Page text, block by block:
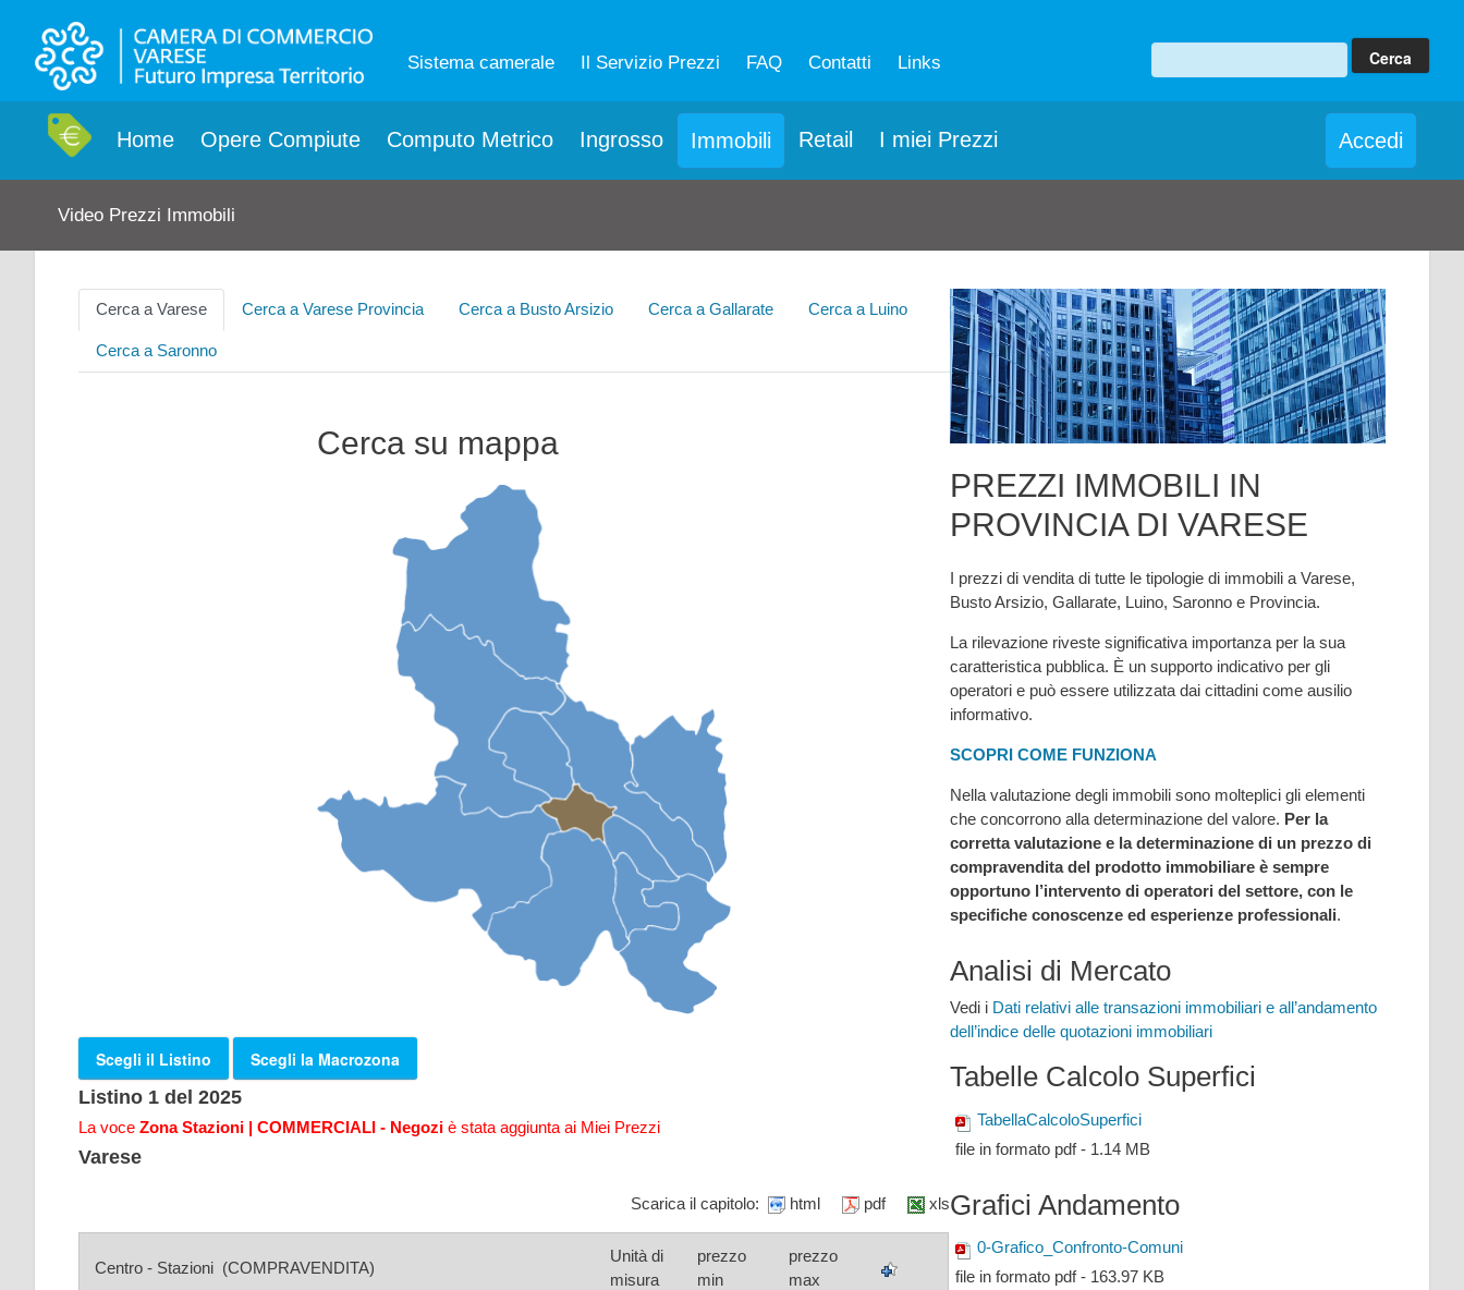
Sistema camerale Il Servizio Prezzi FAQ Contatti Links
Home Opere Compiute Computo Metrico Ingrosso Immobili Retail I miei Prezzi Accedi
Video Prezzi Immobili
Cerca a Varese Cerca a Varese Provincia Cerca a Busto Arsizio Cerca a Gallarate Cerca a Luino
Cerca a Saronno
Cerca su mappa
Scegli il Listino
Scegli la Macrozona
Listino 1 del 2025
La voce Zona Stazioni | COMMERCIALI - Negozi è stata aggiunta ai Miei Prezzi
Varese
Scarica il capitolo: html pdf xls
Centro - Stazioni (COMPRAVENDITA)
Unità di
misura
prezzo
min
prezzo
max
PREZZI IMMOBILI IN
PROVINCIA DI VARESE
I prezzi di vendita di tutte le tipologie di immobili a Varese,
Busto Arsizio, Gallarate, Luino, Saronno e Provincia.
La rilevazione riveste significativa importanza per la sua
caratteristica pubblica. È un supporto indicativo per gli
operatori e può essere utilizzata dai cittadini come ausilio
informativo.
SCOPRI COME FUNZIONA
Nella valutazione degli immobili sono molteplici gli elementi
che concorrono alla determinazione del valore. Per la
corretta valutazione e la determinazione di un prezzo di
compravendita del prodotto immobiliare è sempre
opportuno l’intervento di operatori del settore, con le
specifiche conoscenze ed esperienze professionali.
Analisi di Mercato
Vedi i Dati relativi alle transazioni immobiliari e all’andamento
dell’indice delle quotazioni immobiliari
Tabelle Calcolo Superfici
TabellaCalcoloSuperfici
file in formato pdf - 1.14 MB
Grafici Andamento
0-Grafico_Confronto-Comuni
file in formato pdf - 163.97 KB